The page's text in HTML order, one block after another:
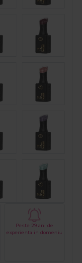
Peste 29 ani de
experienta in domeniu